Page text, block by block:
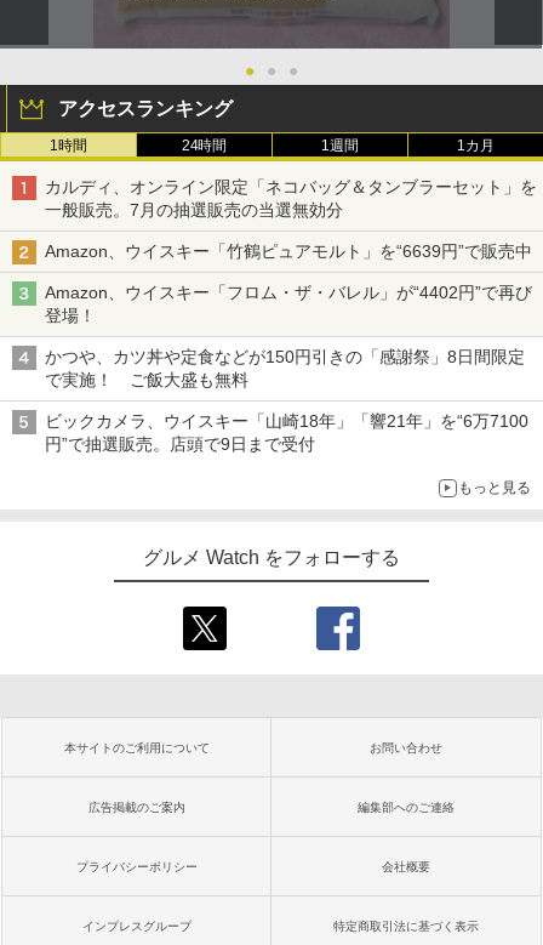
● ● ●
アクセスランキング
1時間 24時間 1週間 1カ月
カルディ、オンライン限定「ネコバッグ＆タンブラーセット」を
一般販売。7月の抽選販売の当選無効分
Amazon、ウイスキー「竹鶴ピュアモルト」を“6639円”で販売中
Amazon、ウイスキー「フロム・ザ・バレル」が“4402円”で再び
登場！
かつや、カツ丼や定食などが150円引きの「感謝祭」8日間限定
で実施！ ご飯大盛も無料
ビックカメラ、ウイスキー「山崎18年」「響21年」を“6万7100
円”で抽選販売。店頭で9日まで受付
もっと見る
グルメ Watch をフォローする
本サイトのご利用について お問い合わせ
広告掲載のご案内 編集部へのご連絡
プライバシーポリシー 会社概要
インプレスグループ 特定商取引法に基づく表示